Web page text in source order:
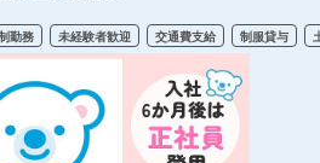
勤務 未経験者歓迎 交通費支給 制服貸与